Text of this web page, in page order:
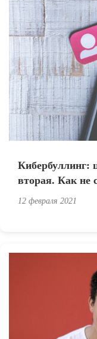
Кибербуллинг:
вторая. Как не
12 февраля 2021